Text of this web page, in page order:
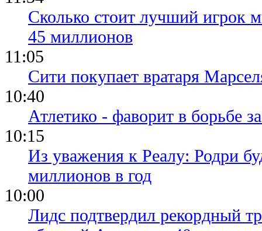
Сколько стоит лучший игрок
45 миллионов
11:05
Сити покупает вратаря
10:40
Атлетико - фаворит в борьбе
10:15
Из уважения к Реалу: Родри
миллионов в год
10:00
Лидс подтвердил рекордный